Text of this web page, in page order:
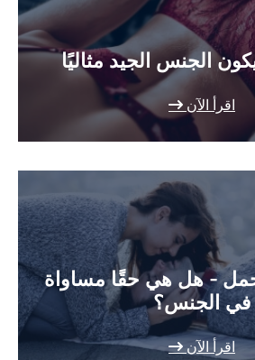
الجنس الجيد مثاليًا
اقرأ الآن
- هل هي حقًا مساواة
في الجنس؟
اقرأ الآن